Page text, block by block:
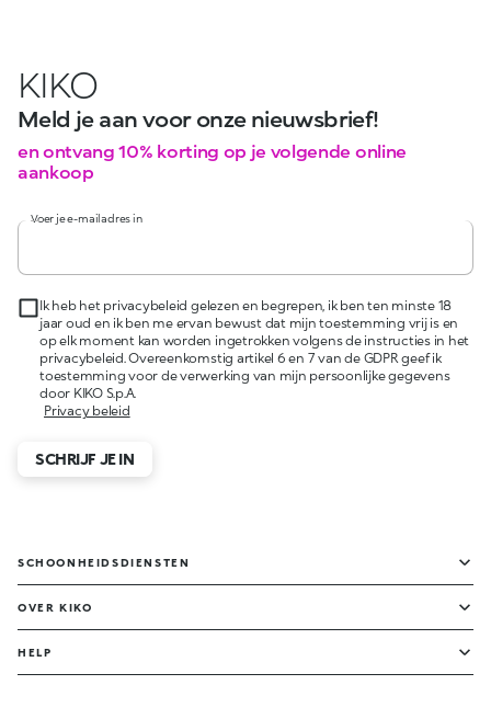
KIKO
Meld je aan voor onze nieuwsbrief!
en ontvang 10% korting op je volgende online
aankoop
Voer je e-mailadres in
Ik heb het privacybeleid gelezen en begrepen, ik ben ten minste 18
jaar oud en ik ben me ervan bewust dat mijn toestemming vrij is en
op elk moment kan worden ingetrokken volgens de instructies in het
privacybeleid. Overeenkomstig artikel 6 en 7 van de GDPR geef ik
toestemming voor de verwerking van mijn persoonlijke gegevens
door KIKO S.p.A.
Privacy beleid
SCHRIJF JE IN
SCHOONHEIDSDIENSTEN
OVER KIKO
HELP